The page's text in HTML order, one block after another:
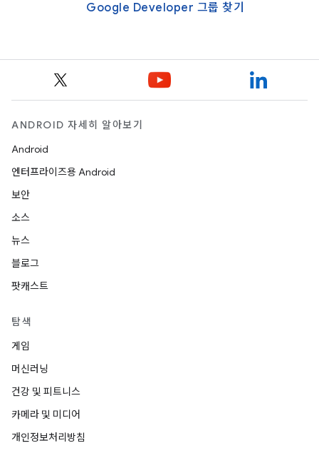
Google Developer 그룹 찾기
ANDROID 자세히 알아보기
Android
엔터프라이즈용 Android
보안
소스
뉴스
블로그
팟캐스트
탐색
게임
머신러닝
건강 및 피트니스
카메라 및 미디어
개인정보처리방침